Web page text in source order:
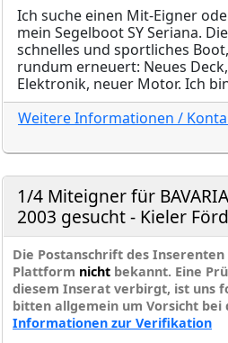
Ich suche einen Mit-Eigner
mein Segelboot SY Seriana.
schnelles und sportliches
rundum erneuert: Neues
Elektronik, neuer Motor. Ich
Weitere Informationen /
1/4 Miteigner für
2003 gesucht - Kieler
Die Postanschrift des
Plattform nicht bekannt. Eine
diesem Inserat verbirgt, ist uns
bitten allgemein um Vorsicht
Informationen zur Verifikation